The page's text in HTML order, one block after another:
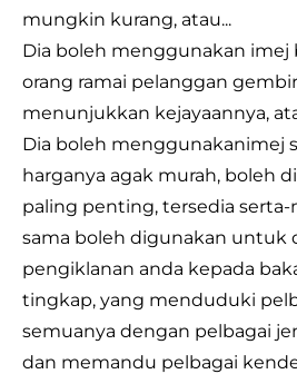
mungkin kurang, atau...
Dia boleh menggunakan imej
orang ramai pelanggan
menunjukkan kejayaannya,
Dia boleh menggunakanimej
harganya agak murah, boleh
paling penting, tersedia serta-
sama boleh digunakan untuk
pengiklanan anda kepada
tingkap, yang menduduki
semuanya dengan pelbagai
dan memandu pelbagai